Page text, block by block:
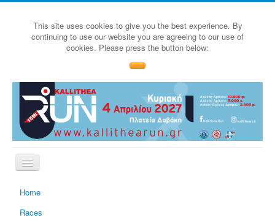
This site uses cookies to give you the best experience. By
continuing to use our website you are agreeing to our use of
cookies. Please press the button below:
Home
Races